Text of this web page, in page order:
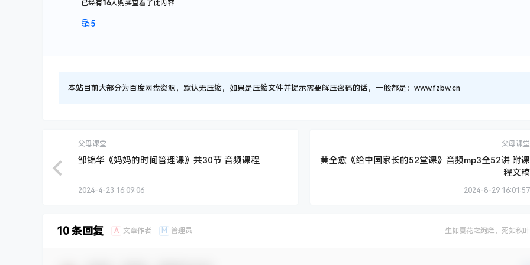
已经有16人购买查看了此内容
5
本站目前大部分为百度网盘资源，默认无压缩，如果是压缩文件并提示需要解压密码的话，一般都是：www.fzbw.cn
父母课堂
邹锦华《妈妈的时间管理课》共30节 音频课程
2024-4-23 16:09:06
父母课堂
黄全愈《给中国家长的52堂课》音频mp3全52讲 附课
程文稿
2024-8-29 16:01:57
10 条回复 A 文章作者 M 管理员 生如夏花之绚烂，死如秋